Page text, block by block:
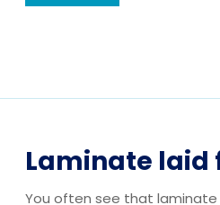
Laminate laid
You often see that laminate